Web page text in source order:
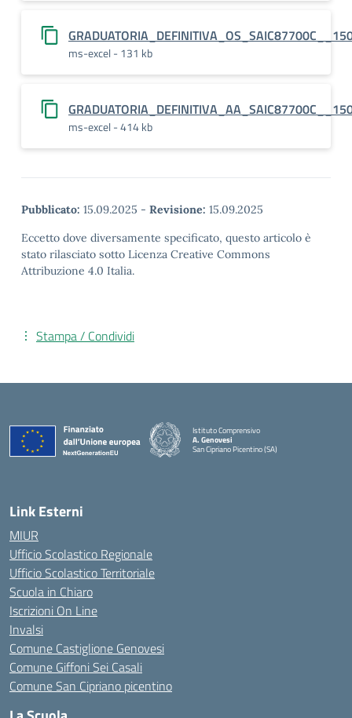
ms-excel - 131 kb
ms-excel - 414 kb
Pubblicato: 15.09.2025 - Revisione: 15.09.2025
Eccetto dove diversamente specificato, questo articolo è
stato rilasciato sotto Licenza Creative Commons
Attribuzione 4.0 Italia.
Stampa / Condividi
Istituto Comprensivo
A. Genovesi
San Cipriano Picentino (SA)
— Visita la pagina iniziale della scuola
Link Esterni
MIUR
Ufficio Scolastico Regionale
Ufficio Scolastico Territoriale
Scuola in Chiaro
Iscrizioni On Line
Invalsi
Comune Castiglione Genovesi
Comune Giffoni Sei Casali
Comune San Cipriano picentino